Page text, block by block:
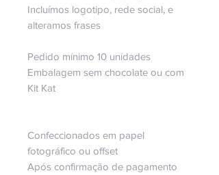
Incluímos logotipo, rede social, e
alteramos frases
Pedido mínimo 10 unidades
Embalagem sem chocolate ou com
Kit Kat
Confeccionados em papel
fotográfico ou offset
Após confirmação de pagamento